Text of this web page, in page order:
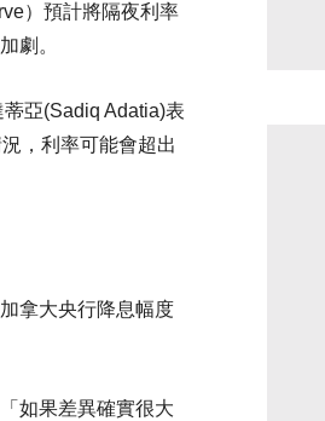
）預計將隔夜利率
劇。
亞(Sadiq Adatia)表
，利率可能會超出
拿大央行降息幅度
如果差異確實很大